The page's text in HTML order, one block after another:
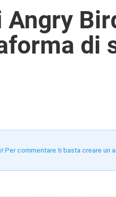
di
commentare ti basta creare un